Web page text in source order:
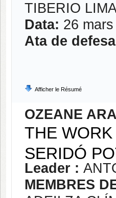
TIBERIO
Data: 26
Ata de
Afficher le Résumé
OZEANE
THE
SERIDÓ
Leader :
MEMBRES